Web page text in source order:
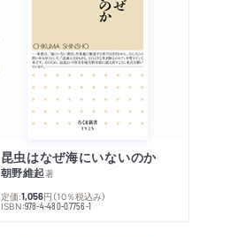
昆虫はなぜ海にいないのか
朝野維起著
定価:1,056円 （10％税込み）
ISBN:978-4-480-07756-1